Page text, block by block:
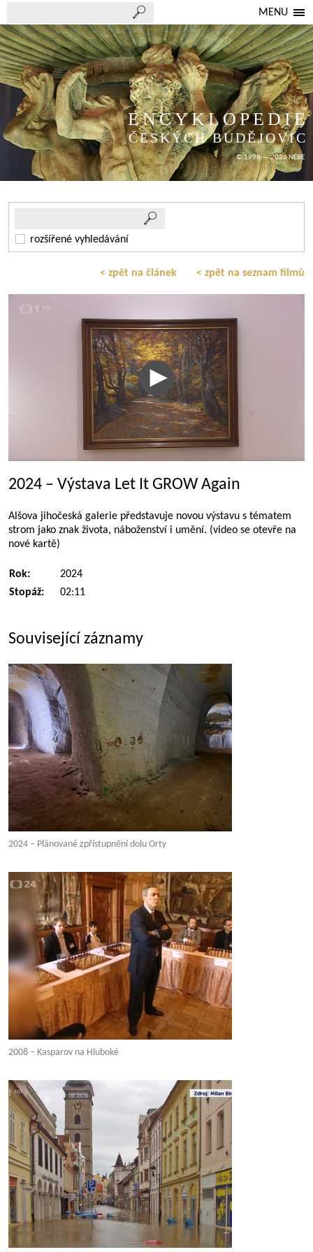
MENU
ENCYKLOPEDIE
ČESKÝCH BUDĚJOVIC
© 1998 — 2026 NEBE
rozšířené vyhledávání
< zpět na článek < zpět na seznam filmů
2024 – Výstava Let It GROW Again
Alšova jihočeská galerie představuje novou výstavu s tématem
strom jako znak života, náboženství i umění. (video se otevře na
nové kartě)
Rok:
2024
Stopáž:
02:11
Související záznamy
2024 – Plánované zpřístupnění dolu Orty
2008 – Kasparov na Hluboké